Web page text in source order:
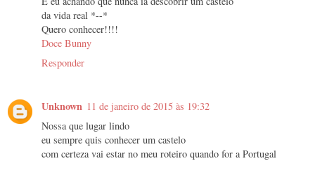
da vida real *--*
Quero conhecer!!!!
Doce Bunny
Responder
Unknown 11 de janeiro de 2015 às 19:32
Nossa que lugar lindo
eu sempre quis conhecer um castelo
com certeza vai estar no meu roteiro quando for a Portugal